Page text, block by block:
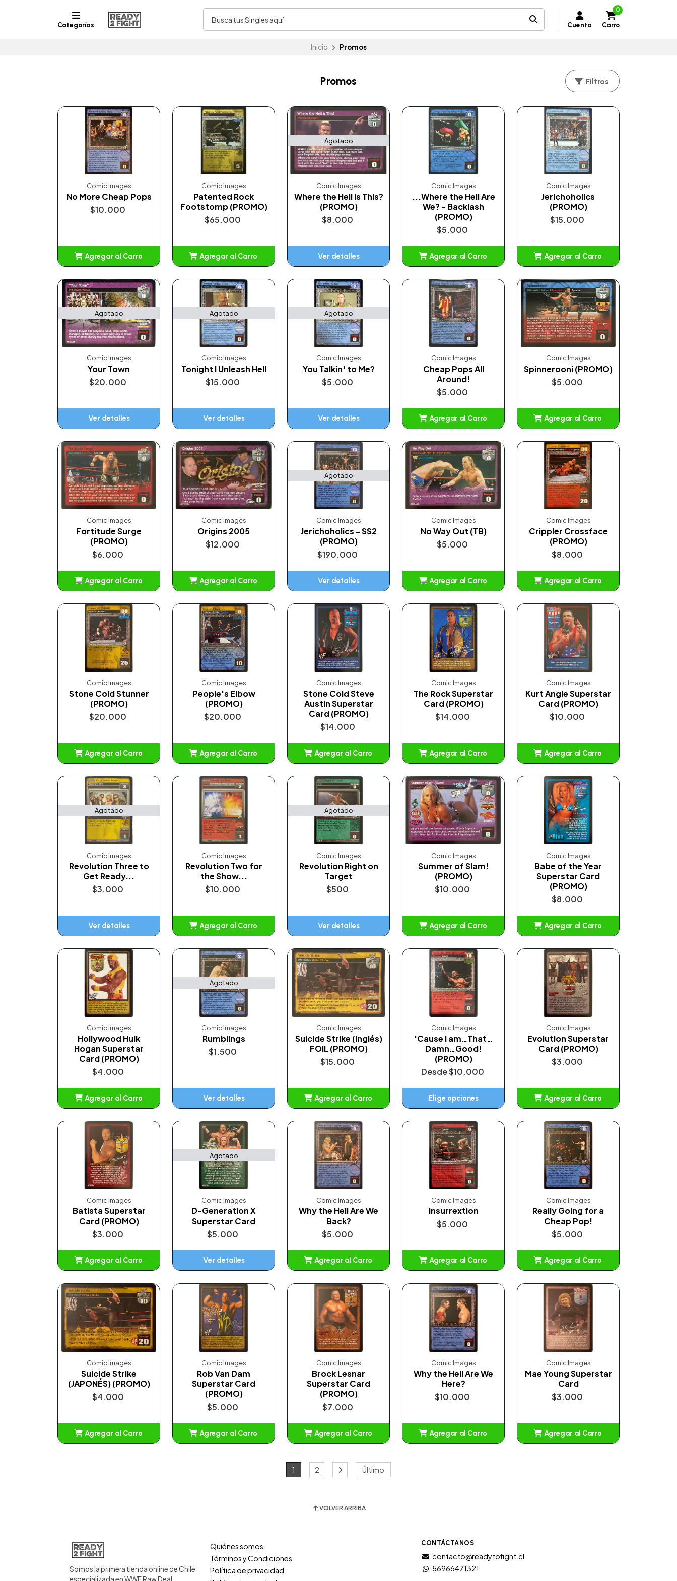
Categorías Cuenta
0
Carro
Inicio Promos
Promos Filtros
Comic Images
No More Cheap Pops
$10.000
Agregar al Carro
Comic Images
Patented Rock
Footstomp (PROMO)
$65.000
Agregar al Carro
Agotado
Comic Images
Where the Hell Is This?
(PROMO)
$8.000
Ver detalles
Comic Images
...Where the Hell Are
We? - Backlash
(PROMO)
$5.000
Agregar al Carro
Comic Images
Jerichoholics
(PROMO)
$15.000
Agregar al Carro
Agotado
Comic Images
Your Town
$20.000
Ver detalles
Agotado
Comic Images
Tonight I Unleash Hell
$15.000
Ver detalles
Agotado
Comic Images
You Talkin' to Me?
$5.000
Ver detalles
Comic Images
Cheap Pops All
Around!
$5.000
Agregar al Carro
Comic Images
Spinnerooni (PROMO)
$5.000
Agregar al Carro
Comic Images
Fortitude Surge
(PROMO)
$6.000
Agregar al Carro
Comic Images
Origins 2005
$12.000
Agregar al Carro
Agotado
Comic Images
Jerichoholics - SS2
(PROMO)
$190.000
Ver detalles
Comic Images
No Way Out (TB)
$5.000
Agregar al Carro
Comic Images
Crippler Crossface
(PROMO)
$8.000
Agregar al Carro
Comic Images
Stone Cold Stunner
(PROMO)
$20.000
Agregar al Carro
Comic Images
People's Elbow
(PROMO)
$20.000
Agregar al Carro
Comic Images
Stone Cold Steve
Austin Superstar
Card (PROMO)
$14.000
Agregar al Carro
Comic Images
The Rock Superstar
Card (PROMO)
$14.000
Agregar al Carro
Comic Images
Kurt Angle Superstar
Card (PROMO)
$10.000
Agregar al Carro
Agotado
Comic Images
Revolution Three to
Get Ready...
$3.000
Ver detalles
Comic Images
Revolution Two for
the Show...
$10.000
Agregar al Carro
Agotado
Comic Images
Revolution Right on
Target
$500
Ver detalles
Comic Images
Summer of Slam!
(PROMO)
$10.000
Agregar al Carro
Comic Images
Babe of the Year
Superstar Card
(PROMO)
$8.000
Agregar al Carro
Comic Images
Hollywood Hulk
Hogan Superstar
Card (PROMO)
$4.000
Agregar al Carro
Agotado
Comic Images
Rumblings
$1.500
Ver detalles
Comic Images
Suicide Strike (Inglés)
FOIL (PROMO)
$15.000
Agregar al Carro
Comic Images
'Cause I am…That…
Damn…Good!
(PROMO)
Desde$10.000
Elige opciones
Comic Images
Evolution Superstar
Card (PROMO)
$3.000
Agregar al Carro
Comic Images
Batista Superstar
Card (PROMO)
$3.000
Agregar al Carro
Agotado
Comic Images
D-Generation X
Superstar Card
$5.000
Ver detalles
Comic Images
Why the Hell Are We
Back?
$5.000
Agregar al Carro
Comic Images
Insurrextion
$5.000
Agregar al Carro
Comic Images
Really Going for a
Cheap Pop!
$5.000
Agregar al Carro
Comic Images
Suicide Strike
(JAPONÉS) (PROMO)
$4.000
Agregar al Carro
Comic Images
Rob Van Dam
Superstar Card
(PROMO)
$5.000
Agregar al Carro
Comic Images
Brock Lesnar
Superstar Card
(PROMO)
$7.000
Agregar al Carro
Comic Images
Why the Hell Are We
Here?
$10.000
Agregar al Carro
Comic Images
Mae Young Superstar
Card
$3.000
Agregar al Carro
1
2 Último
VOLVER ARRIBA
Somos la primera tienda online de Chile
especializada en WWE Raw Deal.
Quiénes somos
Términos y Condiciones
Política de privacidad
CONTÁCTANOS
contacto@readytofight.cl
56966471321